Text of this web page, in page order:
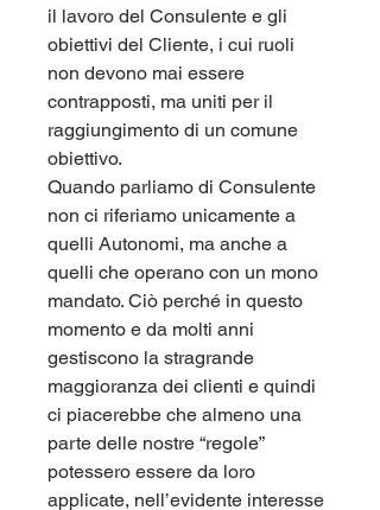
il lavoro del Consulente e gli
obiettivi del Cliente, i cui ruoli
non devono mai essere
contrapposti, ma uniti per il
raggiungimento di un comune
obiettivo.
Quando parliamo di Consulente
non ci riferiamo unicamente a
quelli Autonomi, ma anche a
quelli che operano con un mono
mandato. Ciò perché in questo
momento e da molti anni
gestiscono la stragrande
maggioranza dei clienti e quindi
ci piacerebbe che almeno una
parte delle nostre “regole”
potessero essere da loro
applicate, nell’evidente interesse